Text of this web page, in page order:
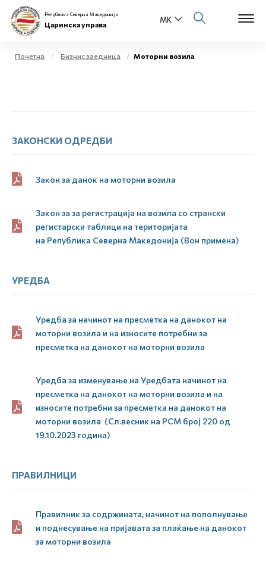
Бизнис заедница
Е-Царина
Контакт
Република Северна Македонија
Царинска управа
Почетна Бизнис заедница Моторни возила
ЗАКОНСКИ ОДРЕДБИ
Закон за данок на моторни возила
Закон за за регистрација на возила со странски
регистарски таблици на територијата
на Република Северна Македонија (Вон примена)
УРЕДБА
Уредба за начинот на пресметка на данокот на
моторни возила и на износите потребни за
пресметка на данокот на моторни возила
Уредба за изменување на Уредбата начинот на
пресметка на данокот на моторни возила и на
износите потребни за пресметка на данокот на
моторни возила (Сл.весник на РСМ број 220 од
19.10.2023 година)
ПРАВИЛНИЦИ
Правилник за содржината, начинот на пополнување
и поднесување на пријавата за плаќање на данокот
за моторни возила